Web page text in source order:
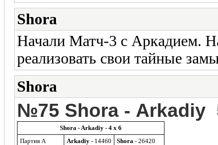
Shora
Начали Матч-3 с Аркадием.
реализовать свои тайные
Shora
№75 Shora - Arkadiy
Shora - Arkadiy - 4 x 6
Партия A
Arkadiy - 14460 Shora - 26420